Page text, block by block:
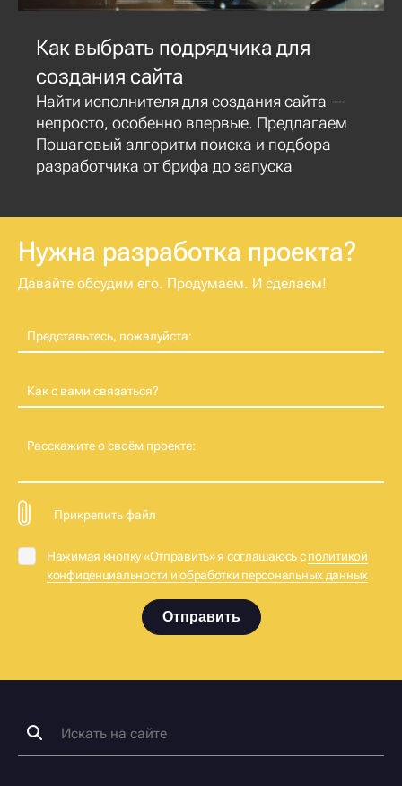
Как выбрать подрядчика для
создания сайта
Найти исполнителя для создания сайта —
непросто, особенно впервые. Предлагаем
Пошаговый алгоритм поиска и подбора
разработчика от брифа до запуска
Нужна разработка проекта?
Давайте обсудим его. Продумаем. И сделаем!
Представьтесь, пожалуйста:
Как с вами связаться?
Расскажите о своём проекте:
Прикрепить файл
Нажимая кнопку «Отправить» я соглашаюсь сполитикой
конфиденциальности и обработки персональных данных
Отправить